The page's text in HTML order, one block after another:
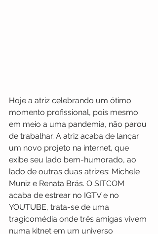
Hoje a atriz celebrando um ótimo
momento profissional, pois mesmo
em meio a uma pandemia, não parou
de trabalhar. A atriz acaba de lançar
um novo projeto na internet, que
exibe seu lado bem-humorado, ao
lado de outras duas atrizes: Michele
Muniz e Renata Brás. O SITCOM
acaba de estrear no IGTV e no
YOUTUBE, trata-se de uma
tragicomédia onde três amigas vivem
numa kitnet em um universo